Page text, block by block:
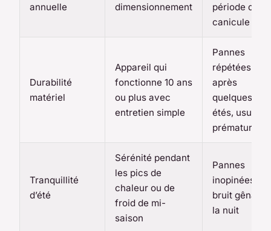
annuelle
dimensionnement
période de
canicule
Durabilité
matériel
Appareil qui
fonctionne 10 ans
ou plus avec
entretien simple
Pannes
répétées
après
quelques
étés, usure
prématurée
Tranquillité
d’été
Sérénité pendant
les pics de
chaleur ou de
froid de mi-
saison
Pannes
inopinées,
bruit gênant
la nuit